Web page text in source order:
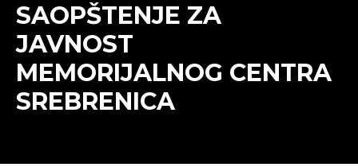
SAOPŠTENJE ZA
JAVNOST
MEMORIJALNOG CENTRA
SREBRENICA